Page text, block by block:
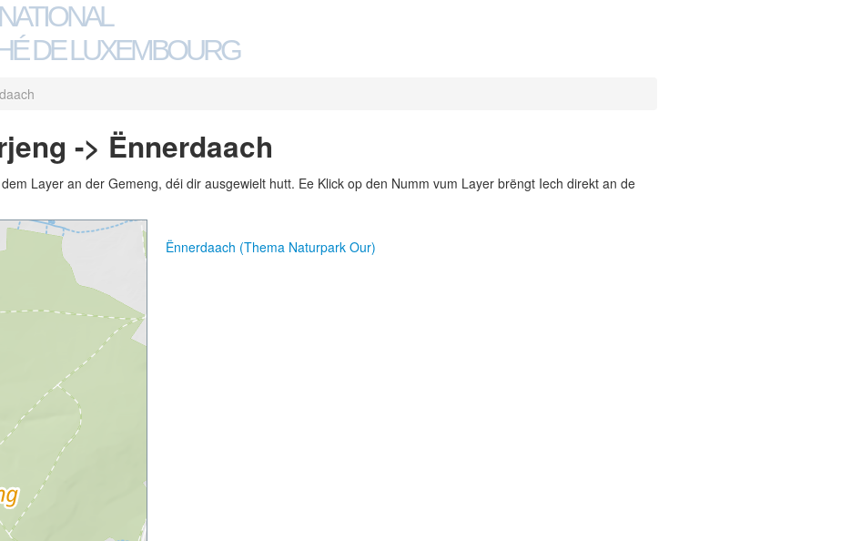
DE LUXEMBOURG
-> Ënnerdaach
Layer an der Gemeng, déi dir ausgewielt hutt. Ee Klick op den Numm vum Layer brëngt Iech direkt an de
Ënnerdaach (Thema Naturpark Our)